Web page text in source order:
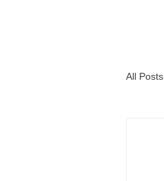
All Posts